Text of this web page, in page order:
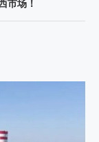
市场！